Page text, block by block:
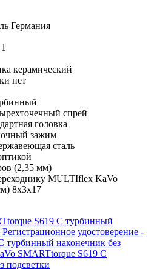
Германия
1
керамический
нет
спрей
головка
зажим
сталь
(2,35 мм)
MULTIflex KaVo
8х3х17
S619 C турбинный
Регистрационное удостоверение -
турбинный наконечник без
SMARTtorque S619 C
подсветки